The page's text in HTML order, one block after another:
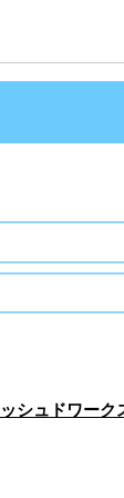
シュドワーク